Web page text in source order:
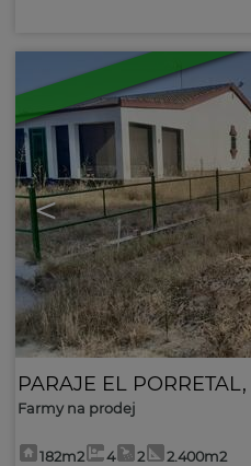
<
PARAJE EL PORRETAL ,
Farmy na prodej
182m2 4 2 2.400m2